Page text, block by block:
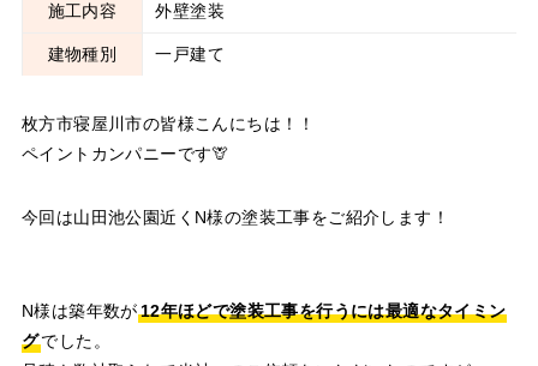
施工内容 外壁塗装
建物種別 一戸建て
枚方市寝屋川市の皆様こんにちは！！
ペイントカンパニーです🦒
今回は山田池公園近くN様の塗装工事をご紹介します！
N様は築年数が12年ほどで塗装工事を行うには最適なタイミン
グでした。